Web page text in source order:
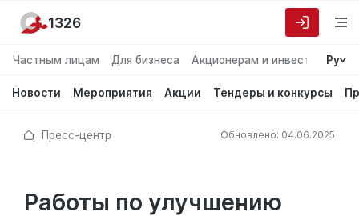
Частным лицам Для бизнеса Акционерам и инвесторам
Ру
Новости Мероприятия Акции Тендеры и конкурсы
1326
Пресс-центр Обновлено: 04.06.2025
Работы по улучшению